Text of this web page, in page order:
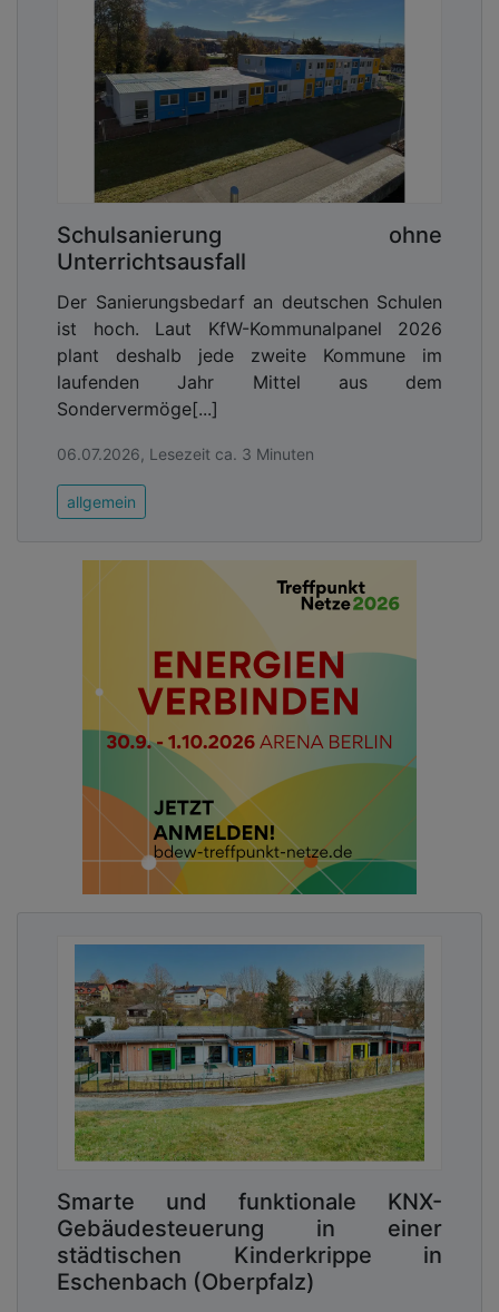
Schulsanierung ohne
Unterrichtsausfall
Der Sanierungsbedarf an deutschen Schulen
ist hoch. Laut KfW-Kommunalpanel 2026
plant deshalb jede zweite Kommune im
laufenden Jahr Mittel aus dem
Sondervermöge[...]
06.07.2026, Lesezeit ca. 3 Minuten
allgemein
Smarte und funktionale KNX-
Gebäudesteuerung in einer
städtischen Kinderkrippe in
Eschenbach (Oberpfalz)